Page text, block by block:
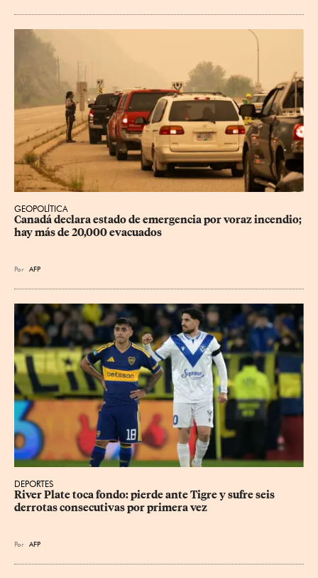
GEOPOLÍTICA
Canadá declara estado de emergencia por voraz incendio;
hay más de 20,000 evacuados
Por AFP
DEPORTES
River Plate toca fondo: pierde ante Tigre y sufre seis
derrotas consecutivas por primera vez
Por AFP